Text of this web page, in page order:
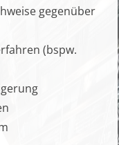
gegenüber
(bspw.